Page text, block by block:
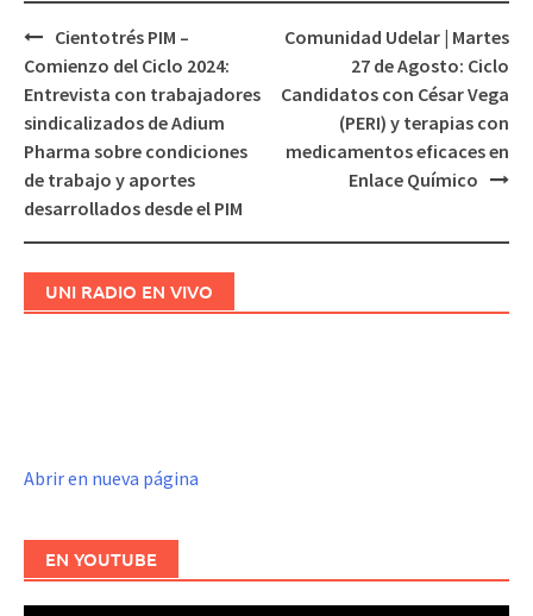
Navegación
de
entradas
Cientotrés PIM –
Comienzo del Ciclo 2024:
Entrevista con trabajadores
sindicalizados de Adium
Pharma sobre condiciones
de trabajo y aportes
desarrollados desde el PIM
Comunidad Udelar | Martes
27 de Agosto: Ciclo
Candidatos con César Vega
(PERI) y terapias con
medicamentos eficaces en
Enlace Químico
UNI RADIO EN VIVO
Abrir en nueva página
EN YOUTUBE